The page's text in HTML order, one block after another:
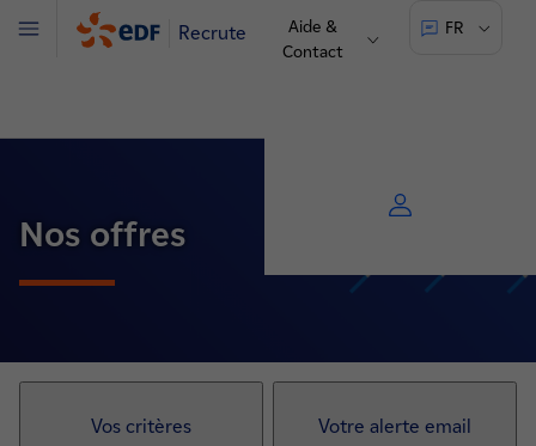
Recrute
Aide &
Contact
FR
Menu
Nos offres
Vos critères Votre alerte email